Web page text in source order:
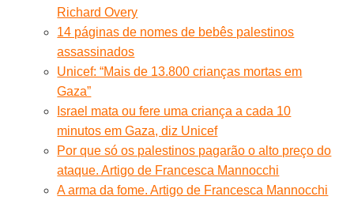
Richard Overy
14 páginas de nomes de bebês palestinos
assassinados
Unicef: “Mais de 13.800 crianças mortas em
Gaza”
Israel mata ou fere uma criança a cada 10
minutos em Gaza, diz Unicef
Por que só os palestinos pagarão o alto preço do
ataque. Artigo de Francesca Mannocchi
A arma da fome. Artigo de Francesca Mannocchi